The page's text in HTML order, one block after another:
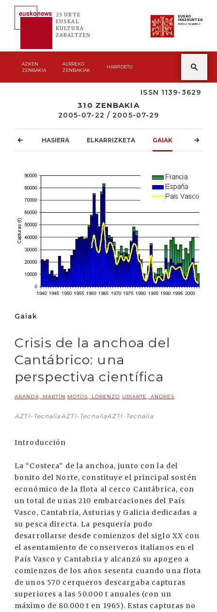
25 URTE
EUSKAL
KULTURA
ZABALTZEN
EUSKO
IKASKUNTZA
Asmoz ta jakitez
AZKEN
ZENBAKIA
AURREKO
ZENBAKIAK
HARPIDETU
ISSN 1139-3629
310 ZENBAKIA
2005-07-22 / 2005-07-29
HASIERA ELKARRIZKETA GAIAK
Gaiak
Crisis de la anchoa del
Cantábrico: una
perspectiva científica
ARANDA, MARTÍN MOTOS, LORENZO URIARTE, ANDRÉS
AZTI-TecnaliaAZTI-TecnaliaAZTI-Tecnalia
Introducción
La “Costera” de la anchoa, junto con la del
bonito del Norte, constituye el principal sostén
económico de la flota al cerco Cantábrica, con
un total de unas 210 embarcaciones del País
Vasco, Cantabria, Asturias y Galicia dedicadas a
su pesca directa. La pesquería pudo
desarrollarse desde comienzos del siglo XX con
el asentamiento de conserveros italianos en el
País Vasco y Cantabria y alcanzó su apogeo a
comienzos de los años sesenta cuando una flota
de unos 570 cerqueros descargaba capturas
superiores a las 50.000 t anuales (con un
máximo de 80.000 t en 1965). Estas capturas no